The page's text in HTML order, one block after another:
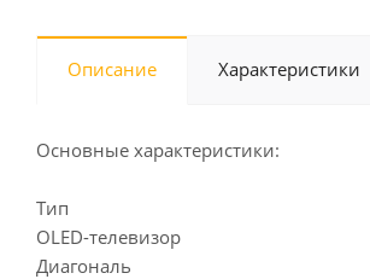
Описание Характеристики
Основные характеристики:
Тип
OLED-телевизор
Диагональ